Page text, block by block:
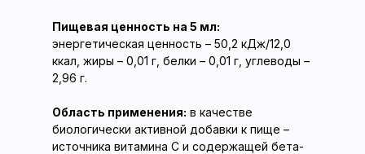
Пищевая ценность на 5 мл:
энергетическая ценность – 50,2 кДж/12,0
ккал, жиры – 0,01 г, белки – 0,01 г, углеводы –
2,96 г.
Область применения: в качестве
биологически активной добавки к пище –
источника витамина С и содержащей бета-